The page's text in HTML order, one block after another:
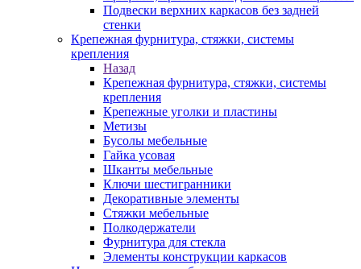
Подвески верхних каркасов без задней
стенки
Крепежная фурнитура, стяжки, системы
крепления
Назад
Крепежная фурнитура, стяжки, системы
крепления
Крепежные уголки и пластины
Метизы
Бусолы мебельные
Гайка усовая
Шканты мебельные
Ключи шестигранники
Декоративные элементы
Стяжки мебельные
Полкодержатели
Фурнитура для стекла
Элементы конструкции каркасов